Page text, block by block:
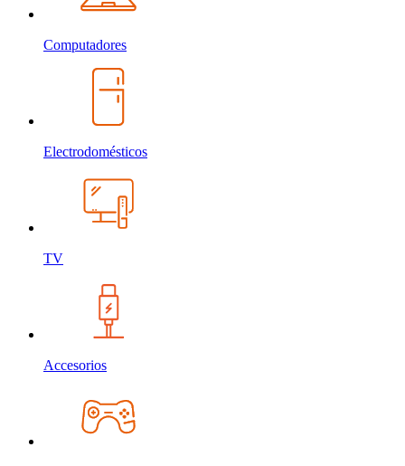
Computadores
Electrodomésticos
TV
Accesorios